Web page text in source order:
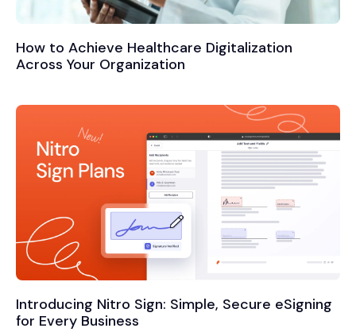
How to Achieve Healthcare Digitalization
Across Your Organization
Introducing Nitro Sign: Simple, Secure eSigning
for Every Business